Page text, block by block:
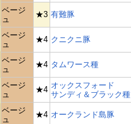
ベージ
ュ
★3 有難豚
ベージ
ュ
★4 クニクニ豚
ベージ
ュ
★4 タムワース種
ベージ
ュ
★4 オックスフォード
サンディ＆ブラック種
ベージ
ュ
★4 オークランド島豚